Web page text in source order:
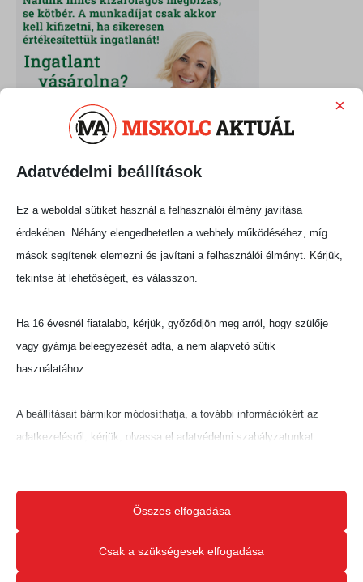
Adatvédelmi beállítások
×
Ez a weboldal sütiket használ a felhasználói élmény javítása
érdekében. Néhány elengedhetetlen a webhely működéséhez, míg
mások segítenek elemezni és javítani a felhasználói élményt. Kérjük,
tekintse át lehetőségeit, és válasszon.
Ha 16 évesnél fiatalabb, kérjük, győződjön meg arról, hogy szülője
vagy gyámja beleegyezését adta, a nem alapvető sütik
használatához.
A beállításait bármikor módosíthatja, a további információkért az
adatkezelésről, kérjük, olvassa el adatvédelmi szabályzatunkat.
Ne feledje, hogy ha bizonyos típusú sütik, vagy szolgáltatások
letiltása mellett dönt, az befolyásolhatja a webhely által nyújtott
élményét és az általunk kínált szolgáltatásokat.
Összes elfogadása
Csak a szükségesek elfogadása